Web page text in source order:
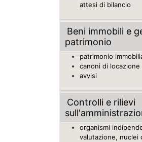
attesi di bilancio
Beni immobili e
patrimonio
patrimonio
canoni di
avvisi
Controlli e rilievi
organismi
valutazione, nuclei